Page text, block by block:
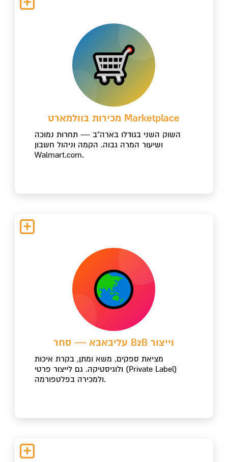
מכירות בוולמארט Marketplace
השוק השני בגודלו בארה"ב — תחרות נמוכה
ושיעור המרה גבוה. הקמה וניהול חשבון
Walmart.com.
עליבאבא — סחר B2B וייצור
מציאת ספקים, משא ומתן, בקרת איכות
ולוגיסטיקה. גם לייצור פרטי (Private Label)
ולמכירה בפלטפורמה.